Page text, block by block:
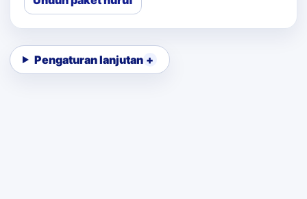
Pengaturan lanjutan